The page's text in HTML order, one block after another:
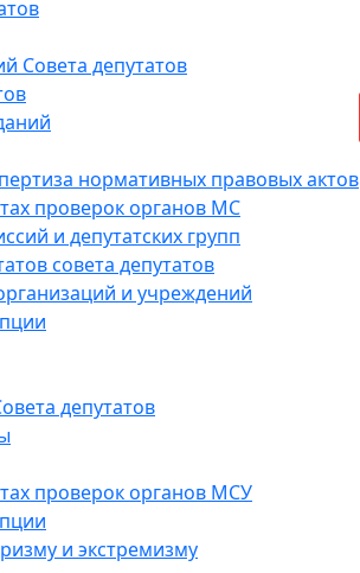
Совета депутатов
нормативных правовых актов
проверок органов МС
и депутатских групп
совета депутатов
и учреждений
депутатов
проверок органов МСУ
и экстремизму